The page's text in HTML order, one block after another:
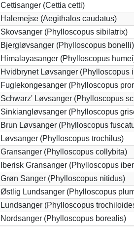
Cettisanger (Cettia cetti)
Halemejse (Aegithalos caudatus)
Skovsanger (Phylloscopus sibilatrix)
Bjergløvsanger (Phylloscopus bonelli)
Himalayasanger (Phylloscopus
Hvidbrynet Løvsanger (Phylloscopus
Fuglekongesanger (Phylloscopus
Schwarz' Løvsanger (Phylloscopus
Sinkiangløvsanger (Phylloscopus
Brun Løvsanger (Phylloscopus
Løvsanger (Phylloscopus trochilus)
Gransanger (Phylloscopus collybita)
Iberisk Gransanger (Phylloscopus
Grøn Sanger (Phylloscopus nitidus)
Østlig Lundsanger (Phylloscopus
Lundsanger (Phylloscopus
Nordsanger (Phylloscopus borealis)